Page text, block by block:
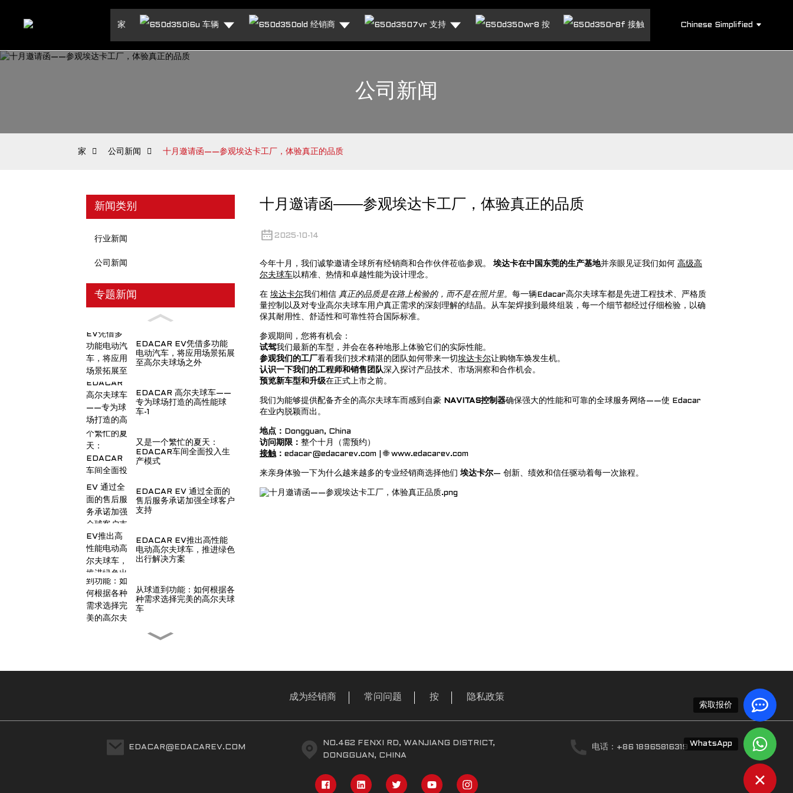
家 车辆 经销商 支持 按 接触 Chinese Simplified
索取报价
WhatsApp
公司新闻
家 公司新闻 十月邀请函——参观埃达卡工厂，体验真正的品质
新闻类别
行业新闻
公司新闻
专题新闻
EDACAR EV凭借多功能
电动汽车，将应用场景拓展
至高尔夫球场之外
EDACAR 高尔夫球车——
专为球场打造的高性能球
车-1
又是一个繁忙的夏天：
EDACAR车间全面投入生
产模式
EDACAR EV 通过全面的
售后服务承诺加强全球客户
支持
EDACAR EV推出高性能
电动高尔夫球车，推进绿色
出行解决方案
从球道到功能：如何根据各
种需求选择完美的高尔夫球
车
EDACAR电动汽车加强端
样性：EDACAR 为区域市
场量身定制的电动高尔夫球
十月邀请函——参观埃达卡工厂，体验真正的品质
2025-10-14
今年十月，我们诚挚邀请全球所有经销商和合作伙伴莅临参观。 埃达卡在中国东莞的生产基地并亲眼见证我们如何 高级高
尔夫球车以精准、热情和卓越性能为设计理念。
在 埃达卡尔我们相信 真正的品质是在路上检验的，而不是在照片里。 每一辆Edacar高尔夫球车都是先进工程技术、严格质
量控制以及对专业高尔夫球车用户真正需求的深刻理解的结晶。从车架焊接到最终组装，每一个细节都经过仔细检验，以确
保其耐用性、舒适性和可靠性符合国际标准。
参观期间，您将有机会：
试驾我们最新的车型，并会在各种地形上体验它们的实际性能。
参观我们的工厂 看看我们技术精湛的团队如何带来一切 埃达卡尔让购物车焕发生机。
认识一下我们的工程师和销售团队深入探讨产品技术、市场洞察和合作机会。
预览新车型和升级在正式上市之前。
我们为能够提供配备齐全的高尔夫球车而感到自豪 NAVITAS控制器确保强大的性能和可靠的全球服务网络——使 Edacar
在业内脱颖而出。
地点 ：
Dongguan, China
访问期限： 整个十月（需预约）
接触 ： edacar@edacarev.com | 🌐 www.edacarev.com
来亲身体验一下为什么越来越多的专业经销商选择他们 埃达卡尔— 创新、绩效和信任驱动着每一次旅程。
成为经销商 常问问题 按 隐私政策
EDACAR@EDACAREV.COM
NO.462 FENXI RD, WANJIANG DISTRICT,
DONGGUAN, CHINA
电话：+86 18965816319